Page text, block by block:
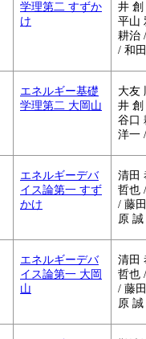
学理第二 すずか
け
井 創
平山
耕治
/ 和
エネルギー基礎
学理第二 大岡山
大友
井 創
谷口
洋一
エネルギーデバ
イス論第一 すず
かけ
清田
哲也
/ 藤
原
エネルギーデバ
イス論第一 大岡
山
清田
哲也
/ 藤
原